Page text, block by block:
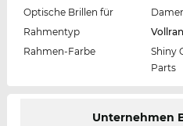
Optische Brillen für
Rahmentyp
Rahmen-Farbe
Shiny
Parts
Unternehmen